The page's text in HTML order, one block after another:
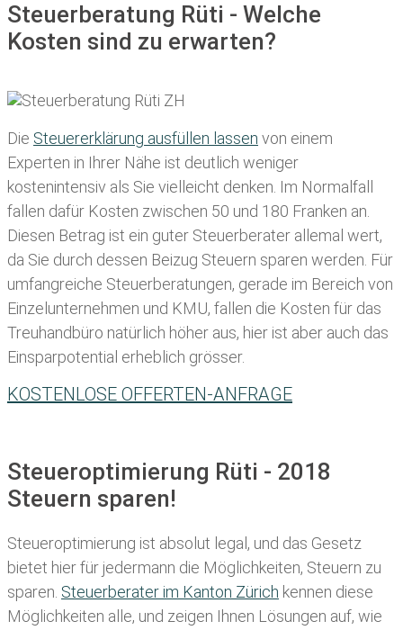
Steuerberatung Rüti - Welche
Kosten sind zu erwarten?
Die Steuererklärung ausfüllen lassen von einem
Experten in Ihrer Nähe ist deutlich weniger
kostenintensiv als Sie vielleicht denken. Im Normalfall
fallen dafür Kosten zwischen 50 und 180 Franken an.
Diesen Betrag ist ein guter Steuerberater allemal wert,
da Sie durch dessen Beizug Steuern sparen werden. Für
umfangreiche Steuerberatungen, gerade im Bereich von
Einzelunternehmen und KMU, fallen die Kosten für das
Treuhandbüro natürlich höher aus, hier ist aber auch das
Einsparpotential erheblich grösser.
KOSTENLOSE OFFERTEN-ANFRAGE
Steueroptimierung Rüti - 2018
Steuern sparen!
Steueroptimierung ist absolut legal, und das Gesetz
bietet hier für jedermann die Möglichkeiten, Steuern zu
sparen. Steuerberater im K anton Zürich kennen diese
Möglichkeiten alle, und zeigen Ihnen Lösungen auf, wie